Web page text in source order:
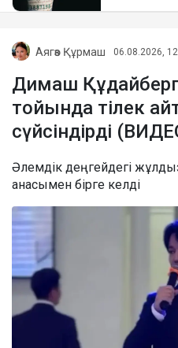
Аягөз Құрмаш 06.08.2026,
Димаш
тойында тілек
сүйсіндірді
Әлемдік деңгейдегі
анасымен бірге келді